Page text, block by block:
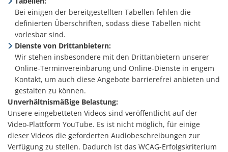
Bei einigen der bereitgestellten Tabellen fehlen die
definierten Überschriften, sodass diese Tabellen nicht
vorlesbar sind.
Dienste von Drittanbietern:
Wir stehen insbesondere mit den Drittanbietern unserer
Online-Terminvereinbarung und Online-Dienste in engem
Kontakt, um auch diese Angebote barrierefrei anbieten und
gestalten zu können.
Unverhältnismäßige Belastung:
Unsere eingebetteten Videos sind veröffentlicht auf der
Video-Plattform YouTube. Es ist nicht möglich, für einige
dieser Videos die geforderten Audiobeschreibungen zur
Verfügung zu stellen. Dadurch ist das WCAG-Erfolgskriterium